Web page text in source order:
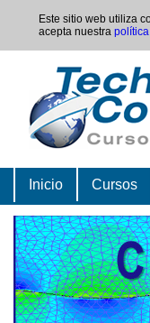
Este sitio web utiliza
acepta nuestra
Inicio Cursos